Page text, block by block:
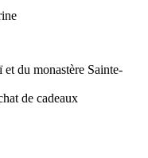
de cadeaux